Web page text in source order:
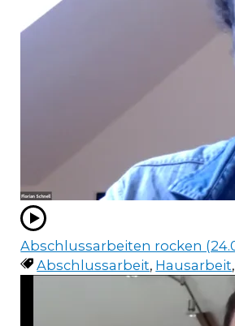
Abschlussarbeiten rocken
Abschlussarbeit, Hausarbeit,